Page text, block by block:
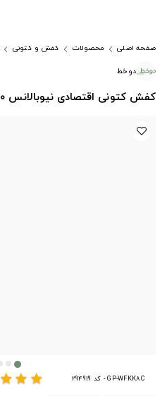
صفحه اصلی محصولات کفش و کتونی
دوخط
کفش کتونی اقتصادی نیوبالانس ۵۳۰ مشکی
GP-WFKK8C - کد 294919 star
star
star